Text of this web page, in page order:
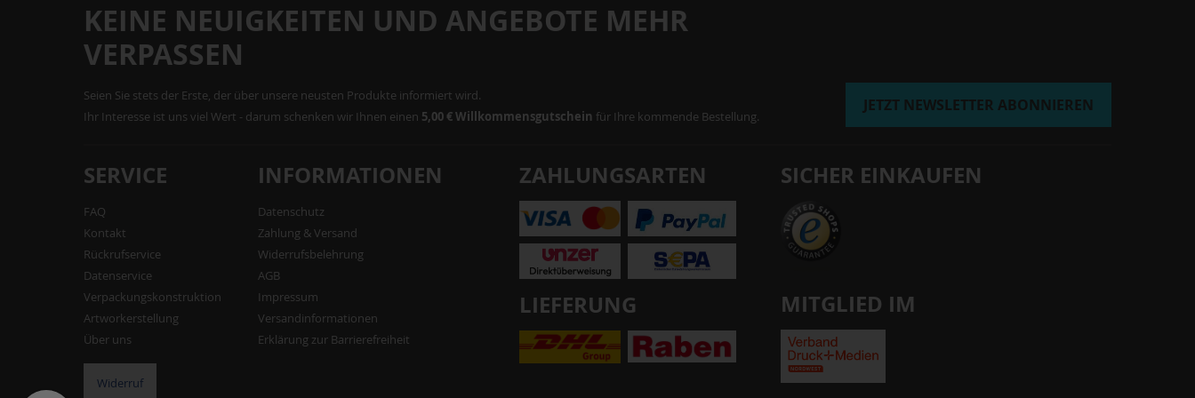
KEINE NEUIGKEITEN UND ANGEBOTE MEHR
VERPASSEN
Seien Sie stets der Erste, der über unsere neusten Produkte informiert wird.
Ihr Interesse ist uns viel Wert - darum schenken wir Ihnen einen 5,00 € Willkommensgutschein für Ihre kommende Bestellung.
JETZT NEWSLETTER ABONNIEREN
SERVICE
FAQ
Kontakt
Rückrufservice
Datenservice
Verpackungskonstruktion
Artworkerstellung
Über uns
Widerruf
INFORMATIONEN
Datenschutz
Zahlung & Versand
Widerrufsbelehrung
AGB
Impressum
Versandinformationen
Erklärung zur Barrierefreiheit
ZAHLUNGSARTEN
LIEFERUNG
SICHER EINKAUFEN
MITGLIED IM